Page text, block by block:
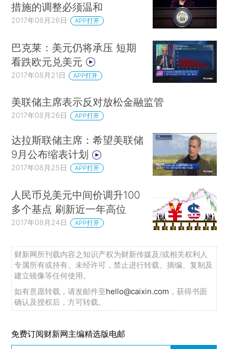
措施的调整必须温和
2017年08月26日 APP打开
巴克莱：美元仍将承压 短期
看跌欧元兑美元
2017年08月21日 APP打开
美联储主席表示反对放松金融监管
2017年08月26日 APP打开
达拉斯联储主席：希望美联储
9月公布缩表计划
2017年08月25日 APP打开
人民币兑美元中间价调升100
多个基点 刷新近一年高位
2017年08月24日 APP打开
财新网所刊载内容之知识产权为财新传媒及/或相关权利人
专属所有或持有。未经许可，禁止进行转载、摘编、复制及
建立镜像等任何使用。
如有意愿转载，请发邮件至hello@caixin.com ，获得书面
确认及授权后，方可转载。
免费订阅财新网主编精选版电邮